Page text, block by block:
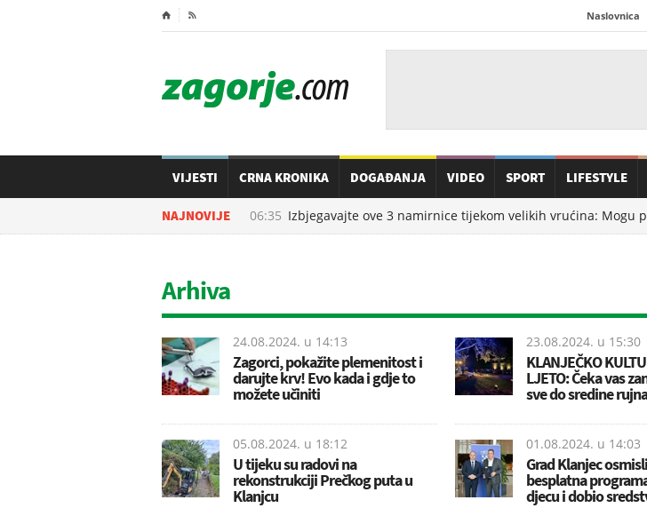
⌂  Naslovnica
VIJESTI CRNA KRONIKA DOGAĐANJA VIDEO SPORT LIFESTYLE
NAJNOVIJE
07.08.2026. u 06:35 Izbjegavajte ove 3 namirnice tijekom velikih vrućina: Mogu
Arhiva
24.08.2024. u 14:13
Zagorci, pokažite plemenitost i
darujte krv! Evo kada i gdje to
možete učiniti
05.08.2024. u 18:12
U tijeku su radovi na
rekonstrukciji Prečkog puta u
Klanjcu
23.08.2024. u 15:30
KLANJEČKO
LJETO: Čeka vas
sve do sredine rujna
01.08.2024. u 14:03
Grad Klanjec
besplatna
djecu i dobio